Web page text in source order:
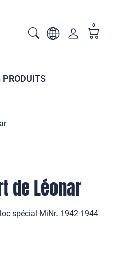
0
PRODUITS
de Léonar
spécial MiNr. 1942-1944